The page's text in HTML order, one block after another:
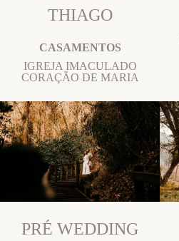
THIAGO
CASAMENTOS
IGREJA IMACULADO
CORAÇÃO DE MARIA
PRÉ WEDDING